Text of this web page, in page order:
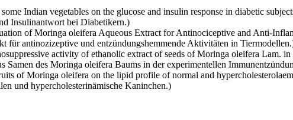
Indian vegetables on the glucose and insulin response in diabetic
Insulinantwort bei Diabetikern.)
of Moringa oleifera Aqueous Extract for Antinociceptive and Anti-
für antinozizeptive und entzündungshemmende Aktivitäten in
activity of ethanolic extract of seeds of Moringa oleifera Lam.
Samen des Moringa oleifera Baums in der experimentellen
of Moringa oleifera on the lipid profile of normal and
und hypercholesterinämische Kaninchen.)